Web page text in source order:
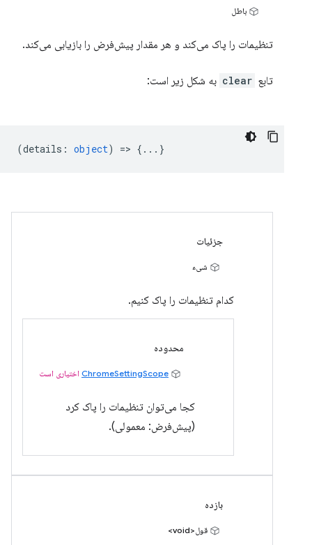
باطل
تنظیمات را پاک می‌کند و هر مقدار پیش‌فرض را بازیابی می‌کند.
تابع clear به شکل زیر است:
(details : object) => {...}
جزئیات
شیء
کدام تنظیمات را پاک کنیم.
محدوده
ChromeSettingScope اختیاری است
کجا می‌توان تنظیمات را پاک کرد
(پیش‌فرض: معمولی).
بازده
قول<void>